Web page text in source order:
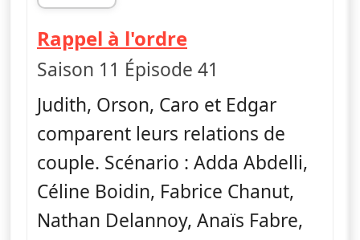
fin 13h30
Rappel à l'ordre— Vestiaires
Saison 11 Épisode 41
Judith, Orson, Caro et Edgar
comparent leurs relations de
couple. Scénario : Adda Abdelli,
Céline Boidin, Fabrice Chanut,
Nathan Delannoy, Anaïs Fabre,